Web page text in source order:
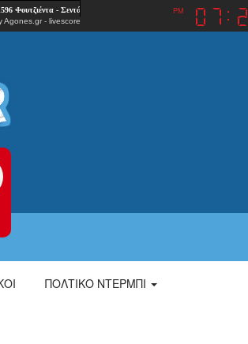
Agones.gr- livescore
PM
ΠΟΛΤΙΚΌ ΝΤΈΡΜΠΙ